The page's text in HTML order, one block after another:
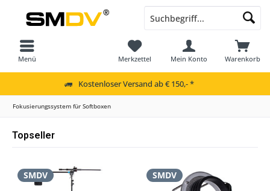
Menü Warenkorb
Merkzettel Mein Konto
Kostenloser Versand ab € 150,- *
Fokusierungssystem für Softboxen
Topseller
SMDV SMDV